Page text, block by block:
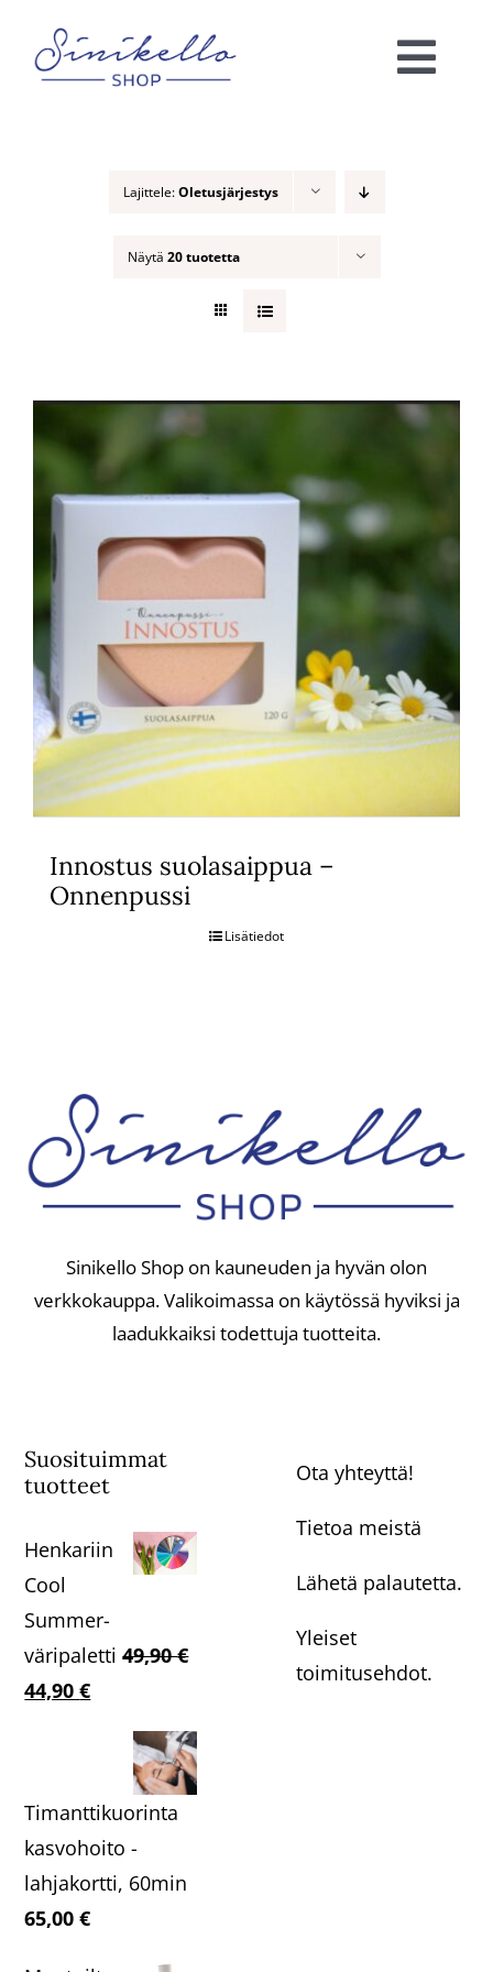
content
Ostoskori
Lajittele:Oletusjärjestys
Näytä 20 tuotetta
Innostus suolasaippua –
Onnenpussi
Lisätiedot
Sinikello Shop on kauneuden ja hyvän olon
verkkokauppa. Valikoimassa on käytössä hyviksi ja
laadukkaiksi todettuja tuotteita.
Suosituimmat
tuotteet
Henkariin
Cool
Summer-
väripaletti 49,90€
Alkuperäinen
44,90€Nykyinen
hinta
44,90 €.
Timanttikuorinta
kasvohoito -
lahjakortti, 60min
65,00€
Ota yhteyttä!
Tietoa meistä
Lähetä palautetta.
Yleiset
toimitusehdot.